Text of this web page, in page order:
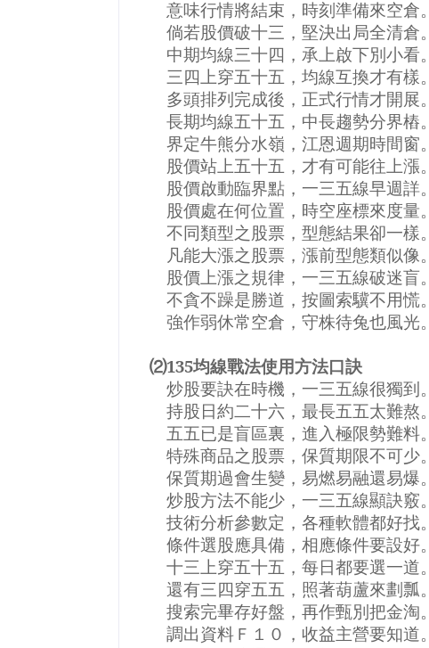
意味行情將結束 ，時刻準備來空倉。
倘若股價破十三，堅決出局全清倉。
中期均線三十四，承上啟下別小看。
三四上穿五十五，均線互換才有樣。
多頭排列完成後，正式行情才開展。
長期均線五十五，中長趨勢分界樁。
界定牛熊分水嶺，江恩週期時間窗。
股價站上五十五，才有可能往上漲。
股價啟動臨界點，一三五線早週詳。
股價處在何位置，時空座標來度量。
不同類型之股票，型態結果卻一樣。
凡能大漲之股票，漲前型態類似像。
股價上漲之規律，一三五線破迷盲。
不貪不躁是勝道，按圖索驥不用慌。
強作弱休常空倉，守株待兔也風光。
⑵135均線戰法使用方法口訣
炒股要訣在時機，一三五線很獨到。
持股日約二十六，最長五五太難熬。
五五已是盲區裏，進入極限勢難料。
特殊商品之股票，保質期限不可少。
保質期過會生變，易燃易融還易爆。
炒股方法不能少，一三五線顯訣竅。
技術分析參數定，各種軟體都好找。
條件選股應具備，相應條件要設好。
十三上穿五十五，每日都要選一道。
還有三四穿五五，照著葫蘆來劃瓢。
搜索完畢存好盤，再作甄別把金淘。
調出資料Ｆ１０，收益主營要知道。